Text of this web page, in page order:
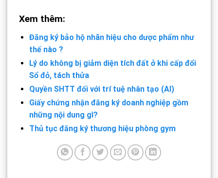
Xem thêm:
Đăng ký bảo hộ nhãn hiệu cho dược phẩm như
thế nào ?
Lý do không bị giảm diện tích đất ở khi cấp đổi
Sổ đỏ, tách thửa
Quyền SHTT đối với trí tuệ nhân tạo (AI)
Giấy chứng nhận đăng ký doanh nghiệp gồm
những nội dung gì?
Thủ tục đăng ký thương hiệu phòng gym